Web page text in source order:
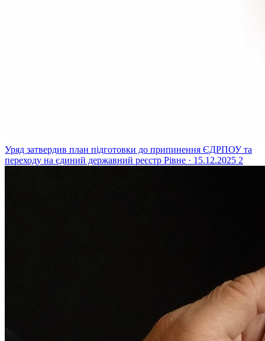
Уряд затвердив план підготовки до припинення ЄДРПОУ та
переходу на єдиний державний реєстр Рівне · 15.12.2025 2